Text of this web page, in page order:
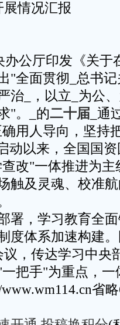
展情况汇报
办公厅印发《关于
"全面贯彻_总书
治_，以立_为公
"。_的二十届 _通
用人导向，坚持
动以来，全国国
改"一体推进为
触及灵魂、校准
署，学习教育全
度体系加速构建
，传达学习中央
把手"为重点，一
省